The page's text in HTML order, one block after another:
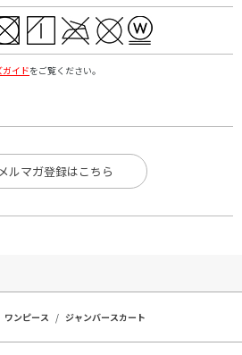
ガイドをご覧ください。
ルマガ登録はこちら
ワンピース ジャンバースカート